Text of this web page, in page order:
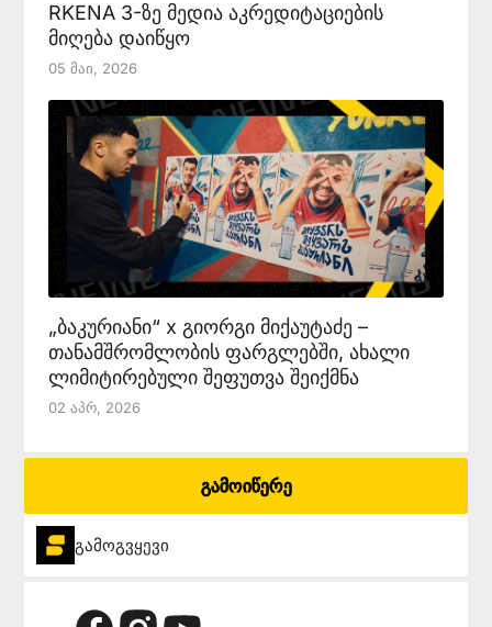
RKENA 3-ზე მედია აკრედიტაციების
მიღება დაიწყო
05 Მაი, 2026
„ბაკურიანი“ x გიორგი მიქაუტაძე –
თანამშრომლობის ფარგლებში, ახალი
ლიმიტირებული შეფუთვა შეიქმნა
02 Აპრ, 2026
გამოიწერე
გამოგვყევი